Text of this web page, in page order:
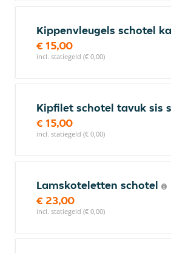
Kippenvleugels schotel
€ 15,00
incl. statiegeld (€ 0,00)
Kipfilet schotel tavuk sis
€ 15,00
incl. statiegeld (€ 0,00)
Lamskoteletten schotel
€ 23,00
incl. statiegeld (€ 0,00)